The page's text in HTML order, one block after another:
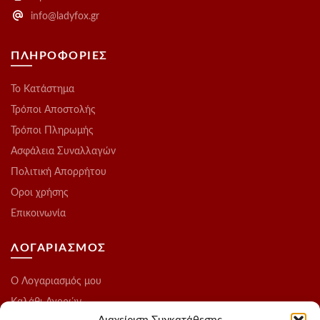
info@ladyfox.gr
ΠΛΗΡΟΦΟΡΙΕΣ
Το Kατάστημα
Τρόποι Αποστολής
Τρόποι Πληρωμής
Ασφάλεια Συναλλαγών
Πολιτική Απορρήτου
Οροι χρήσης
Επικοινωνία
ΛΟΓΑΡΙΑΣΜΟΣ
O Λογαριασμός μου
Καλάθι Αγορών